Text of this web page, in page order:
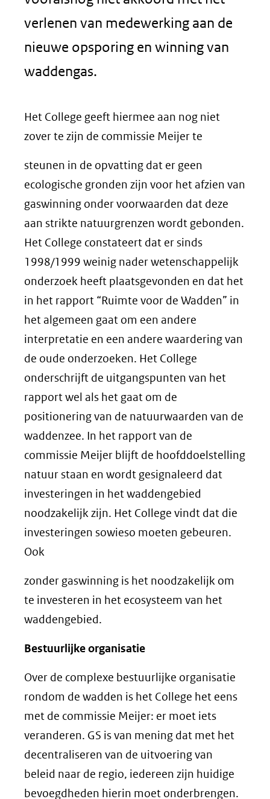
verlenen van medewerking aan de
nieuwe opsporing en winning van
waddengas.
Het College geeft hiermee aan nog niet
zover te zijn de commissie Meijer te
steunen in de opvatting dat er geen
ecologische gronden zijn voor het afzien van
gaswinning onder voorwaarden dat deze
aan strikte natuurgrenzen wordt gebonden.
Het College constateert dat er sinds
1998/1999 weinig nader wetenschappelijk
onderzoek heeft plaatsgevonden en dat het
in het rapport “Ruimte voor de Wadden” in
het algemeen gaat om een andere
interpretatie en een andere waardering van
de oude onderzoeken. Het College
onderschrijft de uitgangspunten van het
rapport wel als het gaat om de
positionering van de natuurwaarden van de
waddenzee. In het rapport van de
commissie Meijer blijft de hoofddoelstelling
natuur staan en wordt gesignaleerd dat
investeringen in het waddengebied
noodzakelijk zijn. Het College vindt dat die
investeringen sowieso moeten gebeuren.
Ook
zonder gaswinning is het noodzakelijk om
te investeren in het ecosysteem van het
waddengebied.
Bestuurlijke organisatie
Over de complexe bestuurlijke organisatie
rondom de wadden is het College het eens
met de commissie Meijer: er moet iets
veranderen. GS is van mening dat met het
decentraliseren van de uitvoering van
beleid naar de regio, iedereen zijn huidige
bevoegdheden hierin moet onderbrengen.